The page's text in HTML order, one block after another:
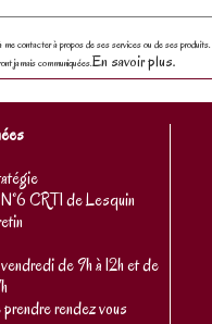
contacter à propos de ses services ou de ses produits.
jamais communiquées.En savoir plus.
CRT1 de Lesquin
de 9h à 12h et de
rendez vous